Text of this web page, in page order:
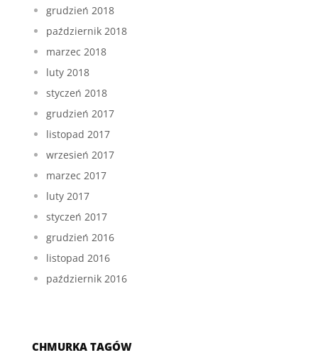
grudzień 2018
październik 2018
marzec 2018
luty 2018
styczeń 2018
grudzień 2017
listopad 2017
wrzesień 2017
marzec 2017
luty 2017
styczeń 2017
grudzień 2016
listopad 2016
październik 2016
CHMURKA TAGÓW